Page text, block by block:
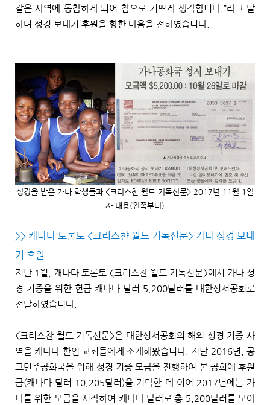
같은 사역에 동참하게 되어 참으로 기쁘게 생각합니다.”라고 말
하며 성경 보내기 후원을 향한 마음을 전하였습니다.
성경을 받은 가나 학생들과 <크리스찬 월드 기독신문> 2017년 11월 1일
자 내용(왼쪽부터)
>> 캐나다 토론토 <크리스챤 월드 기독신문> 가나 성경 보내
기 후원
지난 1월 캐나다 토론토 <크리스찬 월드 기독신문>에서 가나 성
경 기증을 위한 헌금 캐나다 달러 5,200달러를 대한성서공회로
전달하였습니다.
<크리스찬 월드 기독신문>은 대한성서공회의 해외 성경 기증 사
역을 캐나다 한인 교회들에게 소개해왔습니다. 지난 2016년 ,콩
고민주공화국을 위해 성경 기증 모금을 진행하여 본 공회에 후원
금(캐나다 달러 10,205달러 )을 기탁한 데 이어 2017년에는 가
나를 위한 모금을 시작하여 캐나다 달러로 총 5,200달러를 모아